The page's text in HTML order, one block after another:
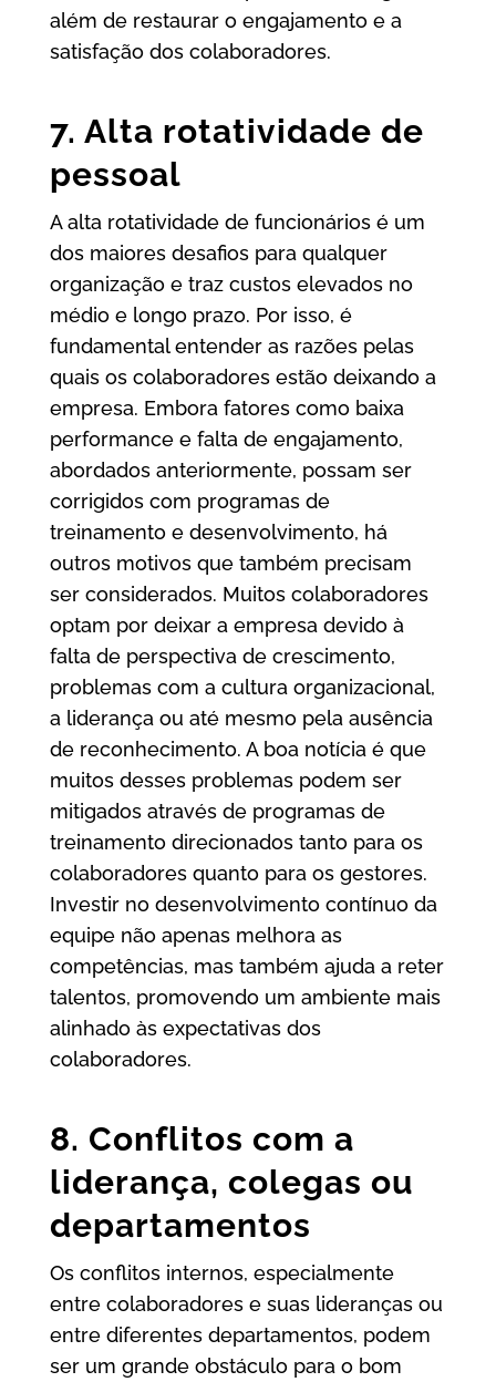
além de restaurar o engajamento e a
satisfação dos colaboradores.
7. Alta rotatividade de
pessoal
A alta rotatividade de funcionários é um
dos maiores desafios para qualquer
organização e traz custos elevados no
médio e longo prazo. Por isso, é
fundamental entender as razões pelas
quais os colaboradores estão deixando a
empresa. Embora fatores como baixa
performance e falta de engajamento,
abordados anteriormente, possam ser
corrigidos com programas de
treinamento e desenvolvimento, há
outros motivos que também precisam
ser considerados. Muitos colaboradores
optam por deixar a empresa devido à
falta de perspectiva de crescimento,
problemas com a cultura organizacional,
a liderança ou até mesmo pela ausência
de reconhecimento. A boa notícia é que
muitos desses problemas podem ser
mitigados através de programas de
treinamento direcionados tanto para os
colaboradores quanto para os gestores.
Investir no desenvolvimento contínuo da
equipe não apenas melhora as
competências, mas também ajuda a reter
talentos, promovendo um ambiente mais
alinhado às expectativas dos
colaboradores.
8. Conflitos com a
liderança, colegas ou
departamentos
Os conflitos internos, especialmente
entre colaboradores e suas lideranças ou
entre diferentes departamentos, podem
ser um grande obstáculo para o bom